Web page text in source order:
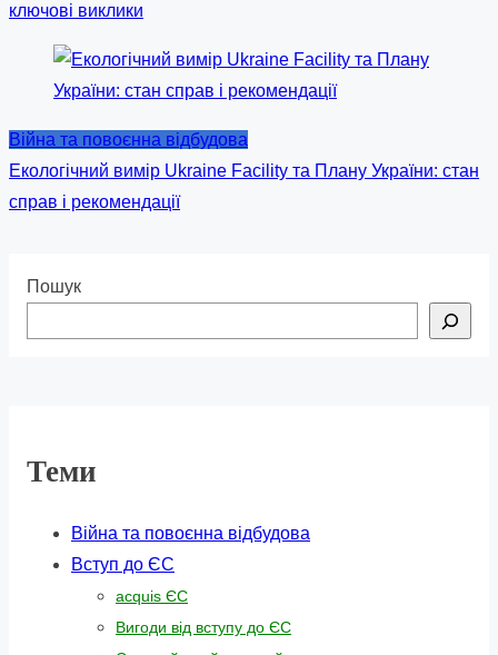
ключові виклики
Війна та повоєнна відбудова
Екологічний вимір Ukraine Facility та Плану України: стан
справ і рекомендації
Пошук
Теми
Війна та повоєнна відбудова
Вступ до ЄС
acquis ЄС
Вигоди від вступу до ЄС